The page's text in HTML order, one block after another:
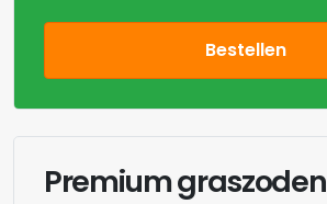
Bestellen
Premium graszoden